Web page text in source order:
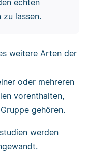
echten
lassen.
weitere Arten der
oder mehreren
vorenthalten,
gehören.
werden